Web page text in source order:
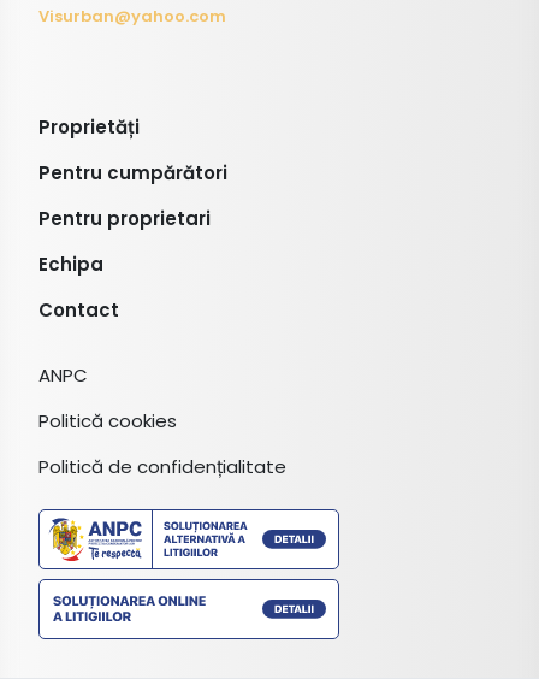
Visurban@yahoo.com
Proprietăți
Pentru cumpărători
Pentru proprietari
Echipa
Contact
ANPC
Politică cookies
Politică de confidențialitate